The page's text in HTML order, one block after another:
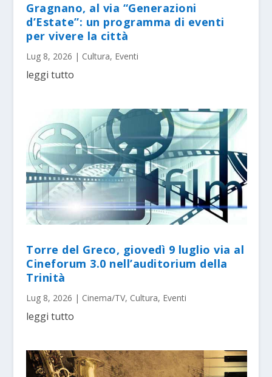
Gragnano, al via “Generazioni
d’Estate”: un programma di eventi
per vivere la città
Lug 8, 2026 | Cultura, Eventi
leggi tutto
Torre del Greco, giovedì 9 luglio via al
Cineforum 3.0 nell’auditorium della
Trinità
Lug 8, 2026 | Cinema/TV, Cultura, Eventi
leggi tutto